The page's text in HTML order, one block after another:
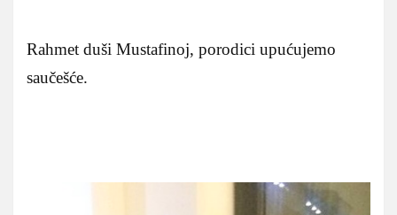
Rahmet duši Mustafinoj, porodici upućujemo
saučešće.